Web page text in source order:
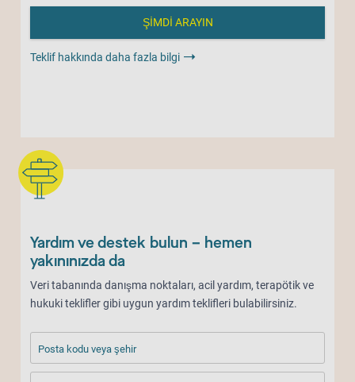
ŞİMDİ ARAYIN
Teklif hakkında daha fazla bilgi
Yardım ve destek bulun – hemen
yakınınızda da
Veri tabanında danışma noktaları, acil yardım, terapötik ve
hukuki teklifler gibi uygun yardım teklifleri bulabilirsiniz.
Posta kodu veya şehir